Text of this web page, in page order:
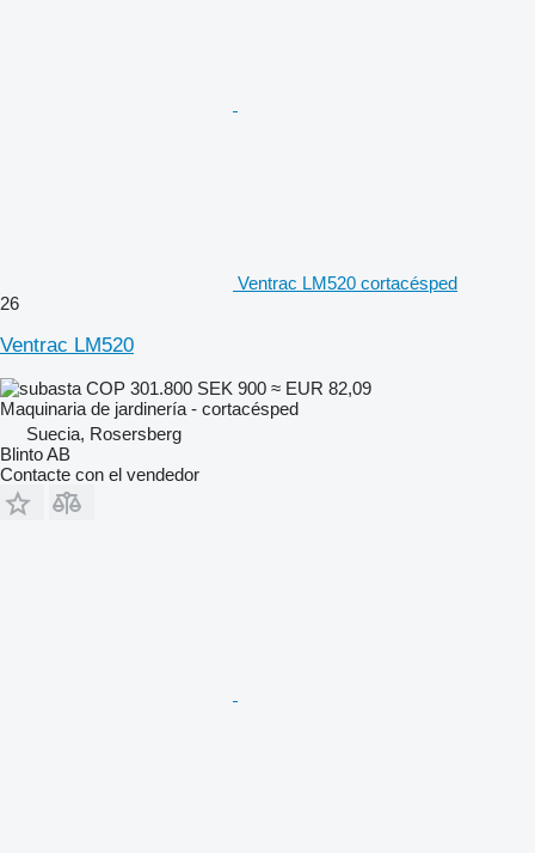
Ventrac LM520 cortacésped
26
Ventrac LM520
COP 301.800 SEK 900 ≈ EUR 82,09
Maquinaria de jardinería - cortacésped
Suecia, Rosersberg
Blinto AB
Contacte con el vendedor